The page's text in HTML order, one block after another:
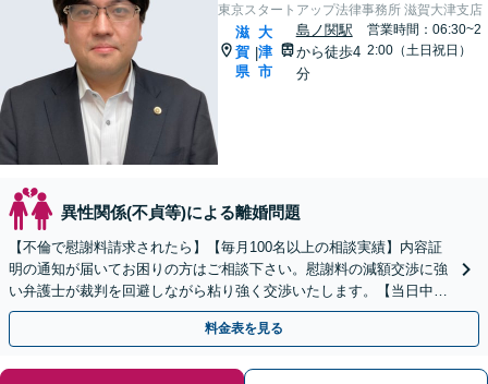
東京スタートアップ法律事務所 滋賀大津支店
滋
賀
県
|
大
津
市
島ノ関駅
から徒歩4
分
営業時間：06:30~2
2:00（土日祝日）
異性関係(不貞等)による離婚問題
【不倫で慰謝料請求されたら】【毎月100名以上の相談実績】内容証
明の通知が届いてお困りの方はご相談下さい。慰謝料の減額交渉に強
い弁護士が裁判を回避しながら粘り強く交渉いたします。【当日中の
相談可(予約制)】【滋賀県全域対応】
料金表を見る